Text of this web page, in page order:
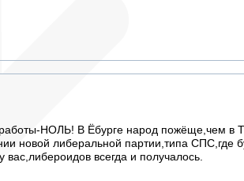
работы-НОЛЬ! В Ёбурге народ пожёще,чем в
новой либеральной партии,типа СПС,где
всегда и получалось.